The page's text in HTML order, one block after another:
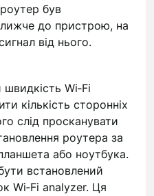
був
до пристрою, на
від нього.
Wi‑Fi
кількість сторонніх
слід просканувати
роутера за
або ноутбука.
встановлений
Wi‑Fi analyzer. Ця